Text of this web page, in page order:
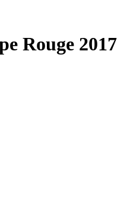
Rouge 2017